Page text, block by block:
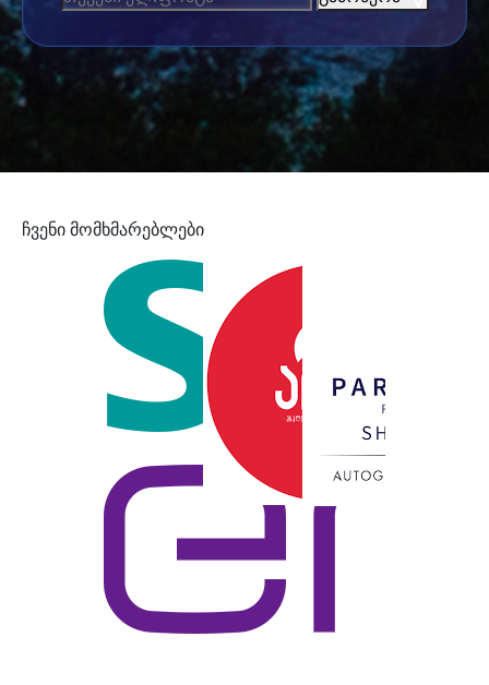
ჩვენი მომხმარებლები